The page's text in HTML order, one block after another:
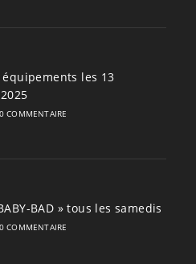
équipements les 13
0 COMMENTAIRE
BAD » tous les samedis
0 COMMENTAIRE